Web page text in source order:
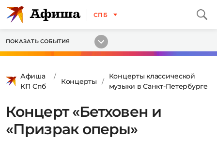
СПБ
ПОКАЗАТЬ СОБЫТИЯ
Афиша
КП Спб
Концерты
Концерты классической
музыки в Санкт-Петербурге
Концерт «Бетховен и
«Призрак оперы»